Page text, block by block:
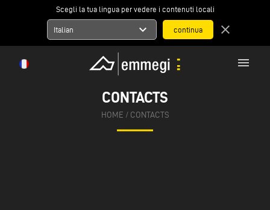
Scegli la tua lingua per vedere i contenuti locali
Italian expand_more close
menu
CONTACTS
HOME / CONTACTS